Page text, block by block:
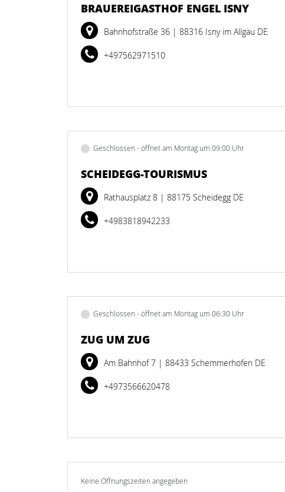
BRAUEREIGASTHOF ENGEL ISNY
Bahnhofstraße 36 | 88316 Isny im Allgäu DE
+497562971510
Geschlossen - öffnet am Montag um 09:00 Uhr
SCHEIDEGG-TOURISMUS
Rathausplatz 8 | 88175 Scheidegg DE
+4983818942233
Geschlossen - öffnet am Montag um 06:30 Uhr
ZUG UM ZUG
Am Bahnhof 7 | 88433 Schemmerhofen DE
+4973566620478
Keine Öffnungszeiten angegeben